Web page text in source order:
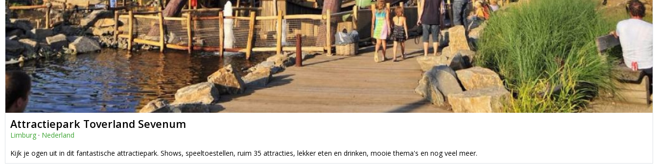
Attractiepark Toverland Sevenum
Limburg · Nederland
Kijk je ogen uit in dit fantastische attractiepark. Shows, speeltoestellen, ruim 35 attracties, lekker eten en drinken, mooie thema's en nog veel meer.